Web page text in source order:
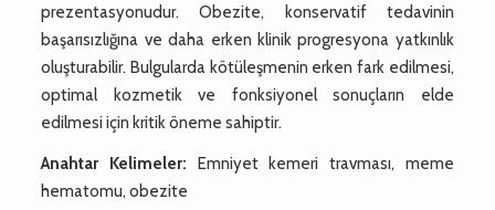
prezentasyonudur. Obezite, konservatif tedavinin
başarısızlığına ve daha erken klinik progresyona yatkınlık
oluşturabilir. Bulgularda kötüleşmenin erken fark edilmesi,
optimal kozmetik ve fonksiyonel sonuçların elde
edilmesi için kritik öneme sahiptir.
Anahtar Kelimeler: Emniyet kemeri travması, meme
hematomu, obezite